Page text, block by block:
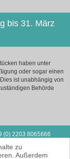
bis 31. März
haben unter
oder sogar einen
ist unabhängig von
Behörde
(0) 2203 8065666
info@mcdata.de
zu
Außerdem